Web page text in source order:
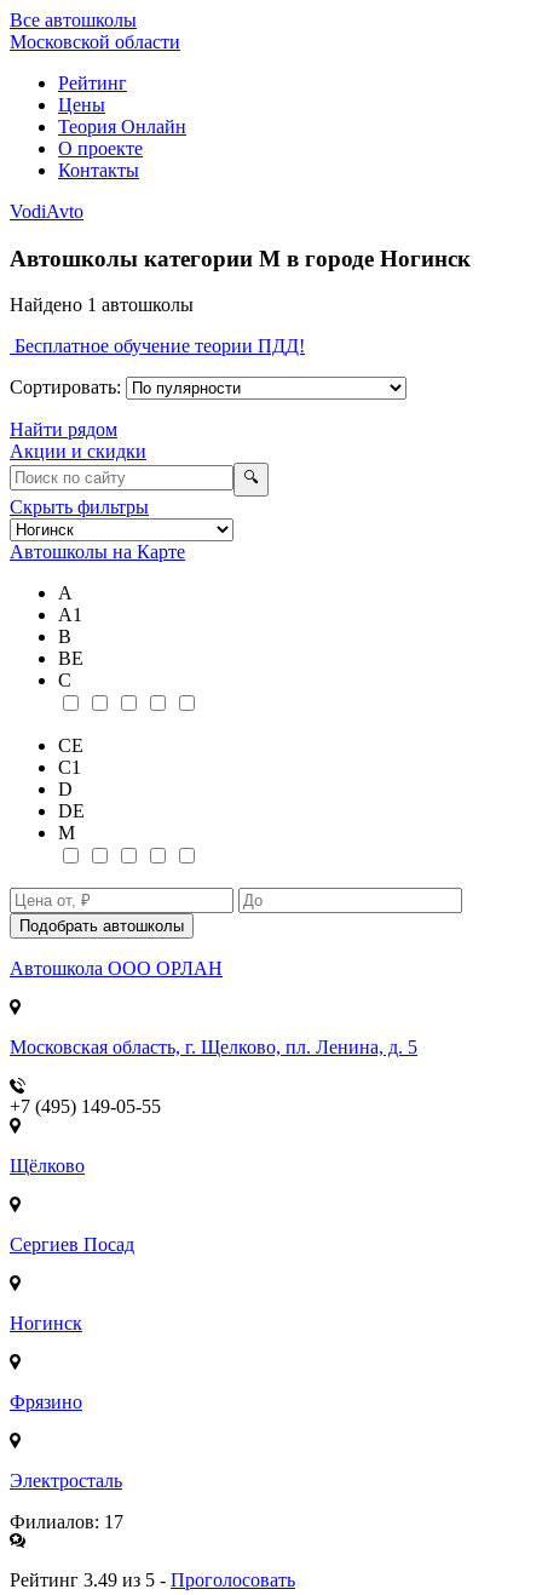
Все автошколы
Московской области
Рейтинг
Цены
Теория Онлайн
О проекте
Контакты
VodiAvto
Автошколы категории M в городе Ногинск
Найдено 1 автошколы
Бесплатное обучение теории ПДД!
Сортировать:
Найти рядом
Акции и скидки
🔍
Скрыть фильтры
Автошколы на Карте
А
А1
В
ВE
С
СE
С1
D
DE
М
Подобрать автошколы
Автошкола ООО ОРЛАН
Московская область, г. Щелково, пл. Ленина, д. 5
+7 (495) 149-05-55
Щёлково
Сергиев Посад
Ногинск
Фрязино
Электросталь
Филиалов: 17
Рейтинг 3.49 из 5 - Проголосовать